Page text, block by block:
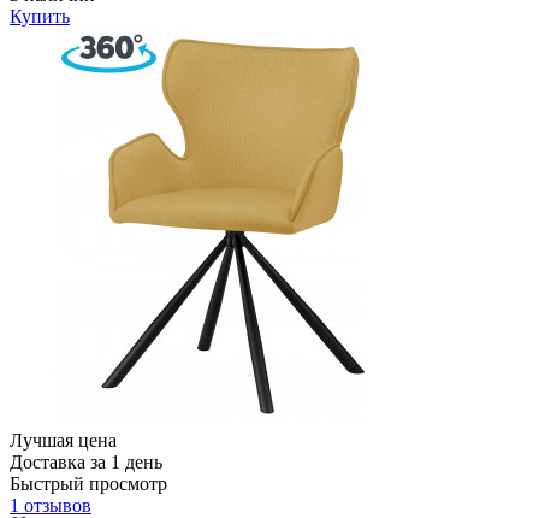
Купить
Лучшая цена
Доставка за 1 день
Быстрый просмотр
1 отзывов